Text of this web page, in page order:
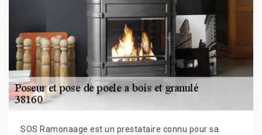
SOS Ramonaage est un prestataire connu pour sa